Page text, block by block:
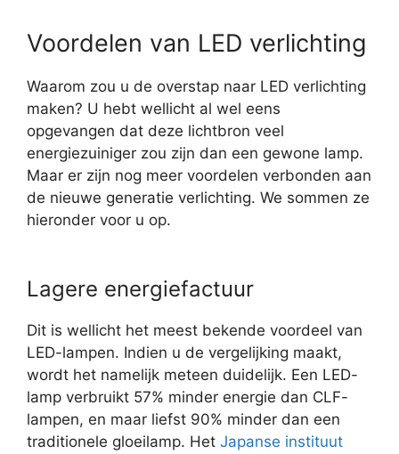
Voordelen van LED verlichting
Waarom zou u de overstap naar LED verlichting
maken? U hebt wellicht al wel eens
opgevangen dat deze lichtbron veel
energiezuiniger zou zijn dan een gewone lamp.
Maar er zijn nog meer voordelen verbonden aan
de nieuwe generatie verlichting. We sommen ze
hieronder voor u op.
Lagere energiefactuur
Dit is wellicht het meest bekende voordeel van
LED-lampen. Indien u de vergelijking maakt,
wordt het namelijk meteen duidelijk. Een LED-
lamp verbruikt 57% minder energie dan CLF-
lampen, en maar liefst 90% minder dan een
traditionele gloeilamp. Het Japanse instituut